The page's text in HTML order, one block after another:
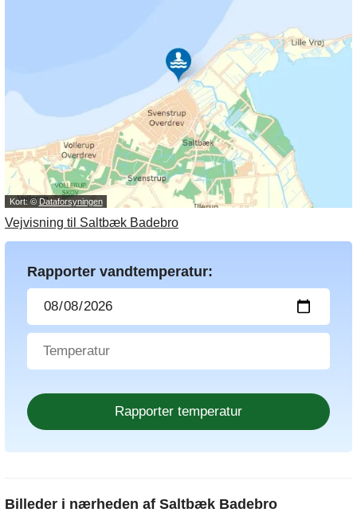
Kort: ©Dataforsyningen
Vejvisning til Saltbæk Badebro
Rapporter vandtemperatur:
Billeder i nærheden af Saltbæk Badebro